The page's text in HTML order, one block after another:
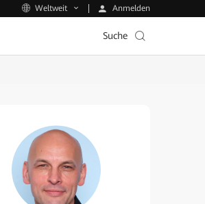
Weltweit Anmelden
Suche